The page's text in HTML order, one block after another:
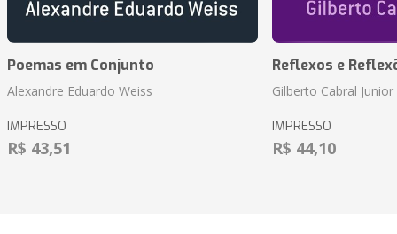
Poemas em Conjunto
Alexandre Eduardo Weiss
IMPRESSO
R$ 43,51
Reflexos e
Gilberto Cabral Junior
IMPRESSO
R$ 44,10